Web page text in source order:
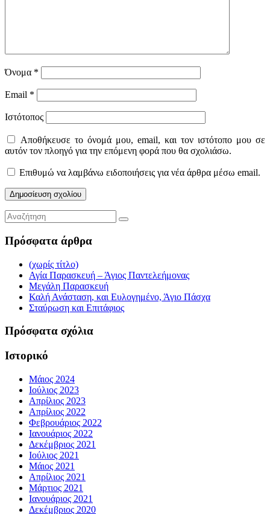
Όνομα *
Email *
Ιστότοπος
Αποθήκευσε το όνομά μου, email, και τον ιστότοπο μου σε
αυτόν τον πλοηγό για την επόμενη φορά που θα σχολιάσω.
Επιθυμώ να λαμβάνω ειδοποιήσεις για νέα άρθρα μέσω email.
Πρόσφατα άρθρα
(χωρίς τίτλο)
Αγία Παρασκευή – Άγιος Παντελεήμονας
Μεγάλη Παρασκευή
Καλή Ανάσταση, και Ευλογημένο, Άγιο Πάσχα
Σταύρωση και Επιτάφιος
Πρόσφατα σχόλια
Ιστορικό
Μάιος 2024
Ιούλιος 2023
Απρίλιος 2023
Απρίλιος 2022
Φεβρουάριος 2022
Ιανουάριος 2022
Δεκέμβριος 2021
Ιούλιος 2021
Μάιος 2021
Απρίλιος 2021
Μάρτιος 2021
Ιανουάριος 2021
Δεκέμβριος 2020